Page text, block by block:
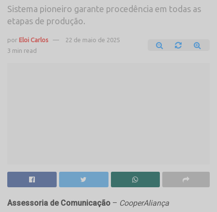
Sistema pioneiro garante procedência em todas as
etapas de produção.
por Eloi Carlos
22 de maio de 2025
3 min read
Assessoria de Comunicação – CooperAliança